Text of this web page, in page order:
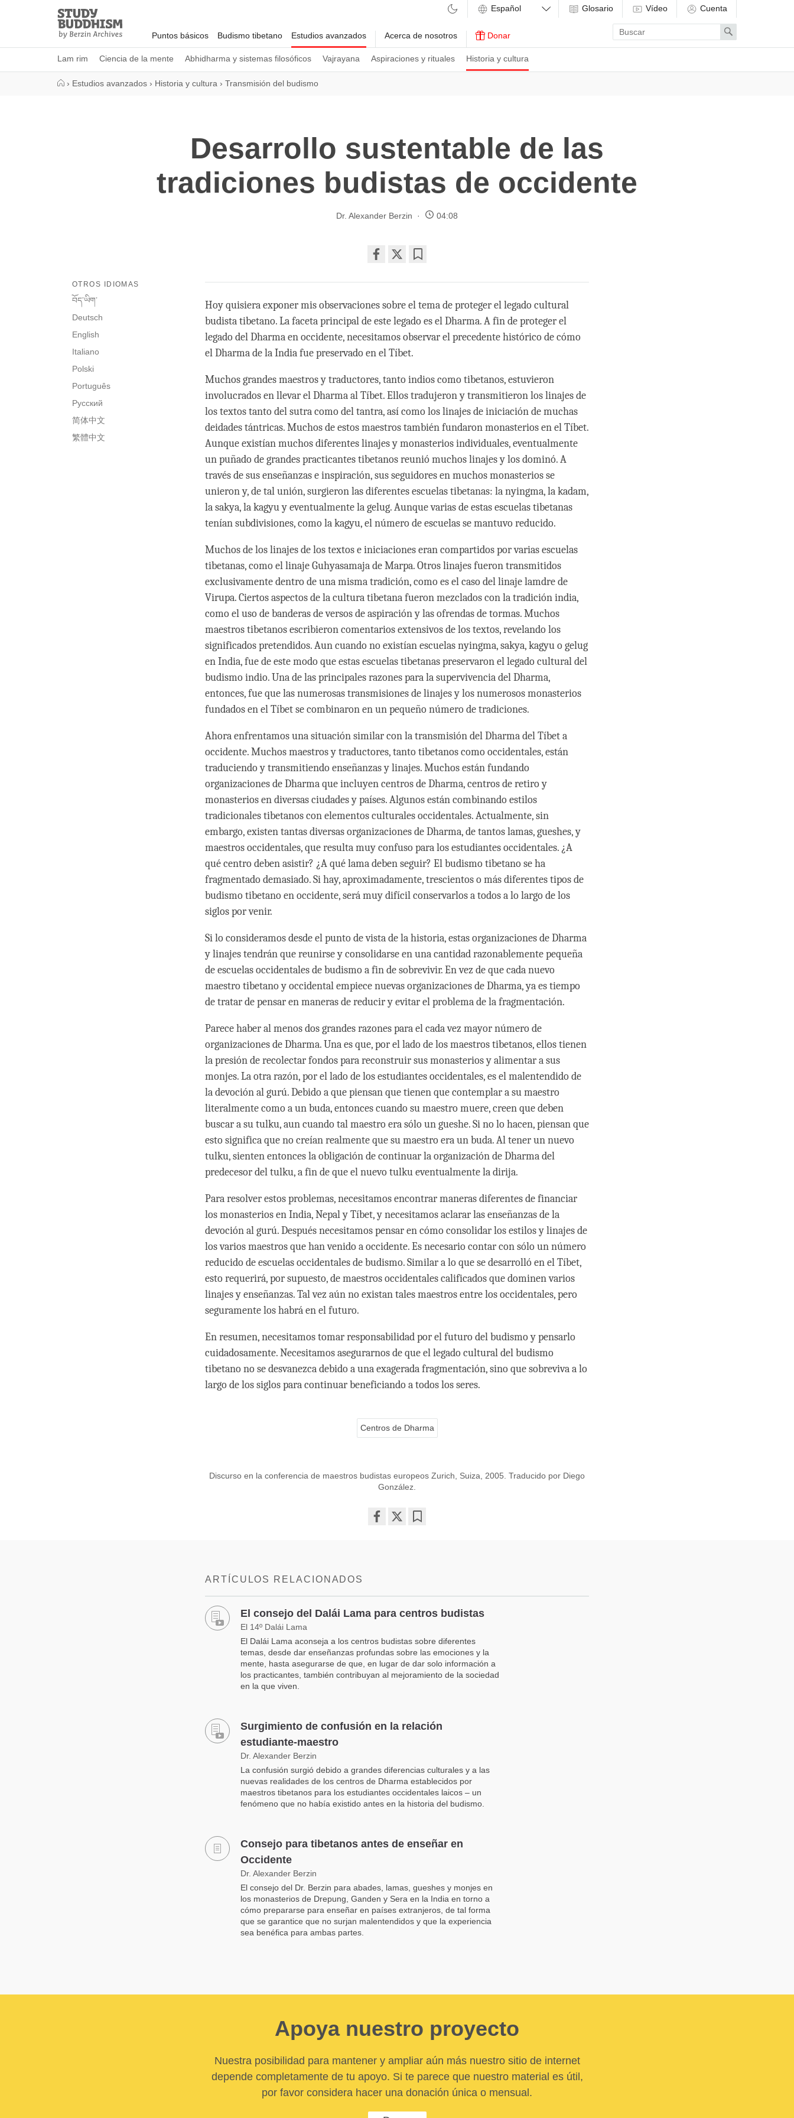
Study
Buddhism
Home
Puntos básicos Budismo tibetano Estudios avanzados
Lam rim Ciencia de la mente Abhidharma y sistemas filosóficos Vajrayana Aspiraciones y rituales Historia y cultura
Acerca de nosotros Donar
Glosario Vídeo Cuenta
Enter
search
term
Search
› Estudios avanzados › Historia y cultura › Transmisión del budismo
Desarrollo sustentable de las
tradiciones budistas de occidente
Dr. Alexander Berzin 04:08
on
facebook
OTROS IDIOMAS
བོད་ཡིག་
Deutsch
English
Italiano
Polski
Português
Русский
简体中文
繁體中文
Hoy quisiera exponer mis observaciones sobre el tema de proteger el legado cultural
budista tibetano. La faceta principal de este legado es el Dharma. A fin de proteger el
legado del Dharma en occidente, necesitamos observar el precedente histórico de cómo
el Dharma de la India fue preservado en el Tíbet.
Muchos grandes maestros y traductores, tanto indios como tibetanos, estuvieron
involucrados en llevar el Dharma al Tíbet. Ellos tradujeron y transmitieron los linajes de
los textos tanto del sutra como del tantra, así como los linajes de iniciación de muchas
deidades tántricas. Muchos de estos maestros también fundaron monasterios en el Tíbet.
Aunque existían muchos diferentes linajes y monasterios individuales, eventualmente
un puñado de grandes practicantes tibetanos reunió muchos linajes y los dominó. A
través de sus enseñanzas e inspiración, sus seguidores en muchos monasterios se
unieron y, de tal unión, surgieron las diferentes escuelas tibetanas: la nyingma, la kadam,
la sakya, la kagyu y eventualmente la gelug. Aunque varias de estas escuelas tibetanas
tenían subdivisiones, como la kagyu, el número de escuelas se mantuvo reducido.
Muchos de los linajes de los textos e iniciaciones eran compartidos por varias escuelas
tibetanas, como el linaje Guhyasamaja de Marpa. Otros linajes fueron transmitidos
exclusivamente dentro de una misma tradición, como es el caso del linaje lamdre de
Virupa. Ciertos aspectos de la cultura tibetana fueron mezclados con la tradición india,
como el uso de banderas de versos de aspiración y las ofrendas de tormas. Muchos
maestros tibetanos escribieron comentarios extensivos de los textos, revelando los
significados pretendidos. Aun cuando no existían escuelas nyingma, sakya, kagyu o gelug
en India, fue de este modo que estas escuelas tibetanas preservaron el legado cultural del
budismo indio. Una de las principales razones para la supervivencia del Dharma,
entonces, fue que las numerosas transmisiones de linajes y los numerosos monasterios
fundados en el Tíbet se combinaron en un pequeño número de tradiciones.
Ahora enfrentamos una situación similar con la transmisión del Dharma del Tíbet a
occidente. Muchos maestros y traductores, tanto tibetanos como occidentales, están
traduciendo y transmitiendo enseñanzas y linajes. Muchos están fundando
organizaciones de Dharma que incluyen centros de Dharma, centros de retiro y
monasterios en diversas ciudades y países. Algunos están combinando estilos
tradicionales tibetanos con elementos culturales occidentales. Actualmente, sin
embargo, existen tantas diversas organizaciones de Dharma, de tantos lamas, gueshes, y
maestros occidentales, que resulta muy confuso para los estudiantes occidentales. ¿A
qué centro deben asistir? ¿A qué lama deben seguir? El budismo tibetano se ha
fragmentado demasiado. Si hay, aproximadamente, trescientos o más diferentes tipos de
budismo tibetano en occidente, será muy difícil conservarlos a todos a lo largo de los
siglos por venir.
Si lo consideramos desde el punto de vista de la historia, estas organizaciones de Dharma
y linajes tendrán que reunirse y consolidarse en una cantidad razonablemente pequeña
de escuelas occidentales de budismo a fin de sobrevivir. En vez de que cada nuevo
maestro tibetano y occidental empiece nuevas organizaciones de Dharma, ya es tiempo
de tratar de pensar en maneras de reducir y evitar el problema de la fragmentación.
Parece haber al menos dos grandes razones para el cada vez mayor número de
organizaciones de Dharma. Una es que, por el lado de los maestros tibetanos, ellos tienen
la presión de recolectar fondos para reconstruir sus monasterios y alimentar a sus
monjes. La otra razón, por el lado de los estudiantes occidentales, es el malentendido de
la devoción al gurú. Debido a que piensan que tienen que contemplar a su maestro
literalmente como a un buda, entonces cuando su maestro muere, creen que deben
buscar a su tulku, aun cuando tal maestro era sólo un gueshe. Si no lo hacen, piensan que
esto significa que no creían realmente que su maestro era un buda. Al tener un nuevo
tulku, sienten entonces la obligación de continuar la organización de Dharma del
predecesor del tulku, a fin de que el nuevo tulku eventualmente la dirija.
Para resolver estos problemas, necesitamos encontrar maneras diferentes de financiar
los monasterios en India, Nepal y Tíbet, y necesitamos aclarar las enseñanzas de la
devoción al gurú. Después necesitamos pensar en cómo consolidar los estilos y linajes de
los varios maestros que han venido a occidente. Es necesario contar con sólo un número
reducido de escuelas occidentales de budismo. Similar a lo que se desarrolló en el Tíbet,
esto requerirá, por supuesto, de maestros occidentales calificados que dominen varios
linajes y enseñanzas. Tal vez aún no existan tales maestros entre los occidentales, pero
seguramente los habrá en el futuro.
En resumen, necesitamos tomar responsabilidad por el futuro del budismo y pensarlo
cuidadosamente. Necesitamos asegurarnos de que el legado cultural del budismo
tibetano no se desvanezca debido a una exagerada fragmentación, sino que sobreviva a lo
largo de los siglos para continuar beneficiando a todos los seres.
Centros de Dharma
Discurso en la conferencia de maestros budistas europeos Zurich, Suiza, 2005. Traducido por Diego
González.
ARTÍCULOS RELACIONADOS
El consejo del Dalái Lama para centros budistas
El 14º Dalái Lama
El Dalái Lama aconseja a los centros budistas sobre diferentes
temas, desde dar enseñanzas profundas sobre las emociones y la
mente, hasta asegurarse de que, en lugar de dar solo información a
los practicantes, también contribuyan al mejoramiento de la sociedad
en la que viven.
Surgimiento de confusión en la relación
estudiante-maestro
Dr. Alexander Berzin
La confusión surgió debido a grandes diferencias culturales y a las
nuevas realidades de los centros de Dharma establecidos por
maestros tibetanos para los estudiantes occidentales laicos – un
fenómeno que no había existido antes en la historia del budismo.
Consejo para tibetanos antes de enseñar en
Occidente
Dr. Alexander Berzin
El consejo del Dr. Berzin para abades, lamas, gueshes y monjes en
los monasterios de Drepung, Ganden y Sera en la India en torno a
cómo prepararse para enseñar en países extranjeros, de tal forma
que se garantice que no surjan malentendidos y que la experiencia
sea benéfica para ambas partes.
Apoya nuestro proyecto
Nuestra posibilidad para mantener y ampliar aún más nuestro sitio de internet
depende completamente de tu apoyo. Si te parece que nuestro material es útil,
por favor considera hacer una donación única o mensual.